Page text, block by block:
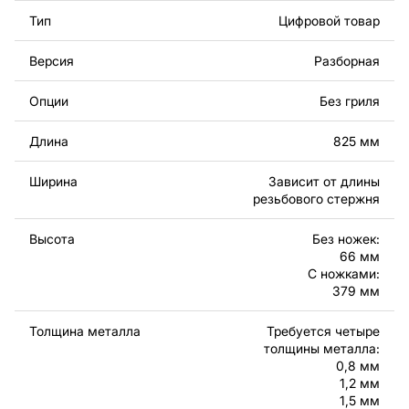
использовании такого набора толщин конструкция
получается легкой, надежной и более дешевой в
производстве. Возможно уменьшение количества
толщин металла до двух за счет объединения
некоторых элементов.
Используя файлы,​ листовой металл и оборудование
для резки, вы сможете изготовить прекрасное
изделие самостоятельно. Чертежи созданы с учетом
современного дизайна и легкости сборки, чтобы вы
могли наслаждаться процессом работы над вашим
проектом.
Вы можете использовать файлы для создания
коммерческого использования, включая продажу
готовых изделий, изготовленных по этим чертежам.
Подчеркиваем, что перепродажа и распространение
этих оригинальных или отредактированных файлов
Тип Цифровой товар
Версия Разборная
Опции Без гриля
Длина 825 мм
Ширина
Зависит от длины
резьбового стержня
Высота
Без ножек:
66 мм
С ножками:
379 мм
Толщина металла
Требуется четыре
толщины металла:
0,8 мм
1,2 мм
1,5 мм